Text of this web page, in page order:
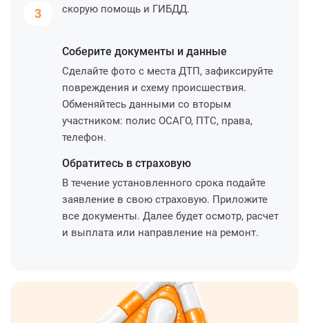
3
скорую помощь и ГИБДД.
Соберите документы и данные
Сделайте фото с места ДТП, зафиксируйте
повреждения и схему происшествия.
Обменяйтесь данными со вторым
участником: полис ОСАГО, ПТС, права,
телефон.
Обратитесь в страховую
В течение установленного срока подайте
заявление в свою страховую. Приложите
все документы. Далее будет осмотр, расчет
и выплата или направление на ремонт.